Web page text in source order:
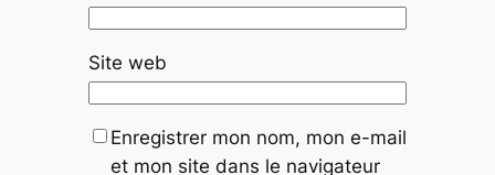
Site web
Enregistrer mon nom, mon e-mail
et mon site dans le navigateur